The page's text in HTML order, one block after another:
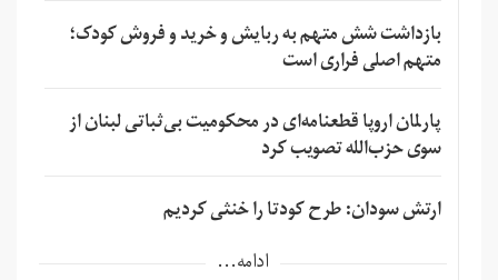
بازداشت شش متهم به ربایش و خرید و فروش کودک؛
متهم اصلی فراری است
پارلمان اروپا قطعنامه‌ای در محکومیت بی‌ثباتی لبنان از
سوی حزب‌الله تصویب کرد
ارتش سودان: طرح کودتا را خنثی کردیم
ادامه...